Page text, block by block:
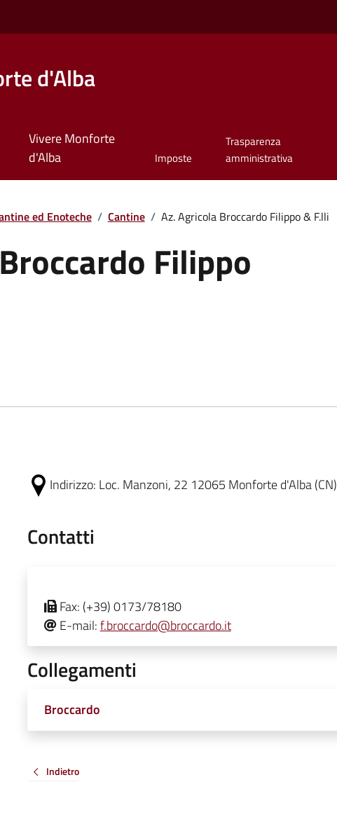
d'Alba
Vivere Monforte
d'Alba
Imposte
Trasparenza
amministrativa
ed Enoteche / Cantine / Az. Agricola Broccardo Filippo & F.lli
Filippo
Indirizzo: Loc. Manzoni, 22 12065 Monforte d'Alba (CN)
Contatti
Fax: (+39) 0173/78180
E-mail:f.broccardo@broccardo.it
Collegamenti
Broccardo
Indietro